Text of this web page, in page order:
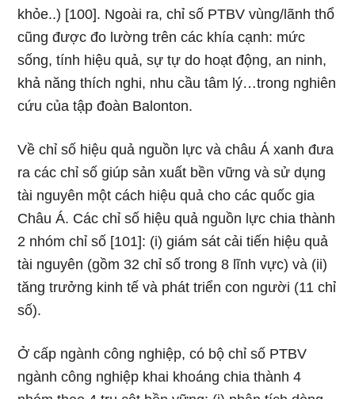
khỏe..) [100]. Ngoài ra, chỉ số PTBV vùng/lãnh thổ
cũng được đo lường trên các khía cạnh: mức
sống, tính hiệu quả, sự tự do hoạt động, an ninh,
khả năng thích nghi, nhu cầu tâm lý…trong nghiên
cứu của tập đoàn Balonton.
Về chỉ số hiệu quả nguồn lực và châu Á xanh đưa
ra các chỉ số giúp sản xuất bền vững và sử dụng
tài nguyên một cách hiệu quả cho các quốc gia
Châu Á. Các chỉ số hiệu quả nguồn lực chia thành
2 nhóm chỉ số [101]: (i) giám sát cải tiến hiệu quả
tài nguyên (gồm 32 chỉ số trong 8 lĩnh vực) và (ii)
tăng trưởng kinh tế và phát triển con người (11 chỉ
số).
Ở cấp ngành công nghiệp, có bộ chỉ số PTBV
ngành công nghiệp khai khoáng chia thành 4